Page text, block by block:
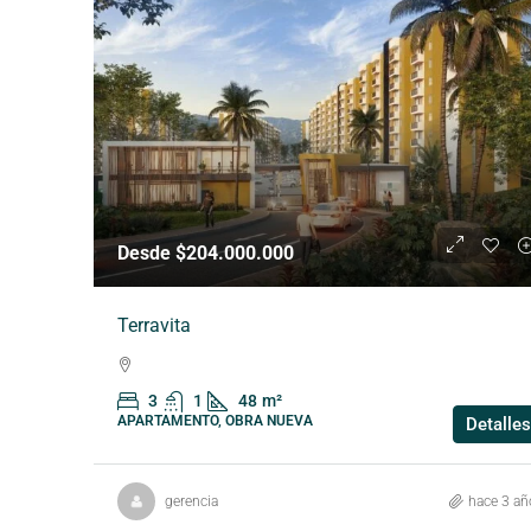
Desde $204.000.000
Terravita
3 1 48 m²
APARTAMENTO, OBRA NUEVA Detalles
gerencia hace 3